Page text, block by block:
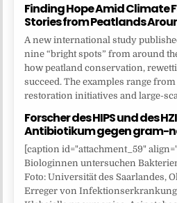
Finding Hope Amid Climate
Stories from Peatlands
A new international study
nine “bright spots” from around
how peatland conservation,
succeed. The examples range
restoration initiatives and large-
Forscher des HIPS und des
Antibiotikum gegen gram-
[caption id="attachment_59"
Biologinnen untersuchen
Foto: Universität des Saarlandes,
Erreger von